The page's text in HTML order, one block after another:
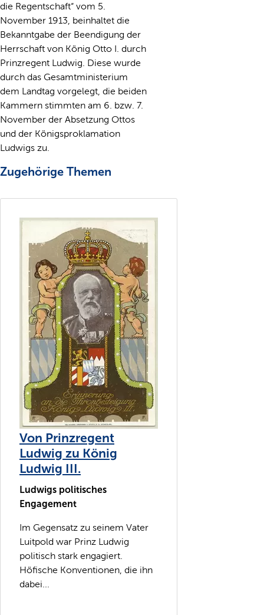
die Regentschaft“ vom 5.
November 1913, beinhaltet die
Bekanntgabe der Beendigung der
Herrschaft von König Otto I. durch
Prinzregent Ludwig. Diese wurde
durch das Gesamtministerium
dem Landtag vorgelegt, die beiden
Kammern stimmten am 6. bzw. 7.
November der Absetzung Ottos
und der Königsproklamation
Ludwigs zu.
Zugehörige Themen
Von Prinzregent
Ludwig zu König
Ludwig III.
Ludwigs politisches
Engagement
Im Gegensatz zu seinem Vater
Luitpold war Prinz Ludwig
politisch stark engagiert.
Höfische Konventionen, die ihn
dabei...